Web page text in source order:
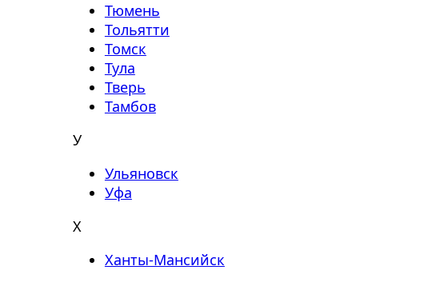
Тюмень
Тольятти
Томск
Тула
Тверь
Тамбов
У
Ульяновск
Уфа
Х
Ханты-Мансийск